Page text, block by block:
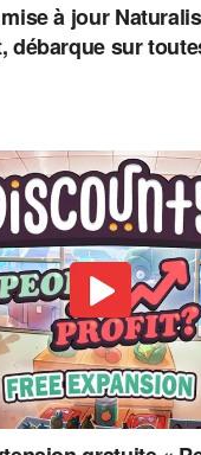
à jour
débarque sur